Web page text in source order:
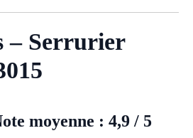
– Serrurier
moyenne : 4,9 / 5